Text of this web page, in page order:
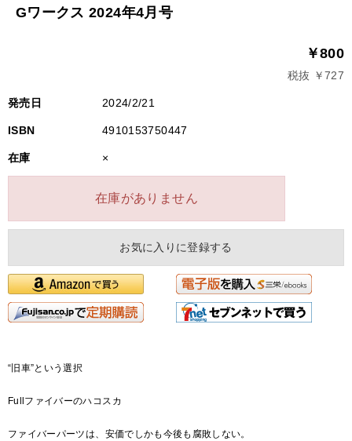
Gワークス 2024年4月号
￥800
税抜 ￥727
発売日 2024/2/21
ISBN 4910153750447
在庫 ×
在庫がありません
お気に入りに登録する
“旧車”という選択
Fullファイバーのハコスカ
ファイバーパーツは、安価でしかも今後も腐敗しない。